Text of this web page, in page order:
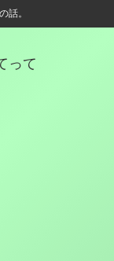
話。
って